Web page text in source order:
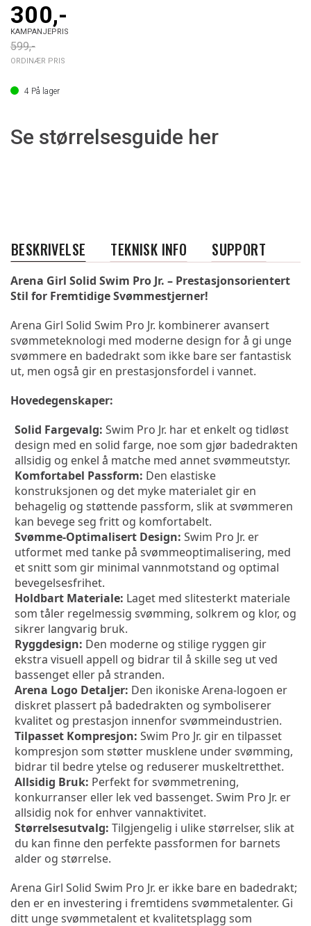
300,-
KAMPANJEPRIS
599,-
ORDINÆR PRIS
4 På lager
Se størrelsesguide her
BESKRIVELSE TEKNISK INFO SUPPORT
Arena Girl Solid Swim Pro Jr. – Prestasjonsorientert
Stil for Fremtidige Svømmestjerner!
Arena Girl Solid Swim Pro Jr. kombinerer avansert
svømmeteknologi med moderne design for å gi unge
svømmere en badedrakt som ikke bare ser fantastisk
ut, men også gir en prestasjonsfordel i vannet.
Hovedegenskaper:
Solid Fargevalg: Swim Pro Jr. har et enkelt og tidløst
design med en solid farge, noe som gjør badedrakten
allsidig og enkel å matche med annet svømmeutstyr.
Komfortabel Passform: Den elastiske
konstruksjonen og det myke materialet gir en
behagelig og støttende passform, slik at svømmeren
kan bevege seg fritt og komfortabelt.
Svømme-Optimalisert Design: Swim Pro Jr. er
utformet med tanke på svømmeoptimalisering, med
et snitt som gir minimal vannmotstand og optimal
bevegelsesfrihet.
Holdbart Materiale: Laget med slitesterkt materiale
som tåler regelmessig svømming, solkrem og klor, og
sikrer langvarig bruk.
Ryggdesign: Den moderne og stilige ryggen gir
ekstra visuell appell og bidrar til å skille seg ut ved
bassenget eller på stranden.
Arena Logo Detaljer: Den ikoniske Arena-logoen er
diskret plassert på badedrakten og symboliserer
kvalitet og prestasjon innenfor svømmeindustrien.
Tilpasset Kompresjon: Swim Pro Jr. gir en tilpasset
kompresjon som støtter musklene under svømming,
bidrar til bedre ytelse og reduserer muskeltretthet.
Allsidig Bruk: Perfekt for svømmetrening,
konkurranser eller lek ved bassenget. Swim Pro Jr. er
allsidig nok for enhver vannaktivitet.
Størrelsesutvalg: Tilgjengelig i ulike størrelser, slik at
du kan finne den perfekte passformen for barnets
alder og størrelse.
Arena Girl Solid Swim Pro Jr. er ikke bare en badedrakt;
den er en investering i fremtidens svømmetalenter. Gi
ditt unge svømmetalent et kvalitetsplagg som